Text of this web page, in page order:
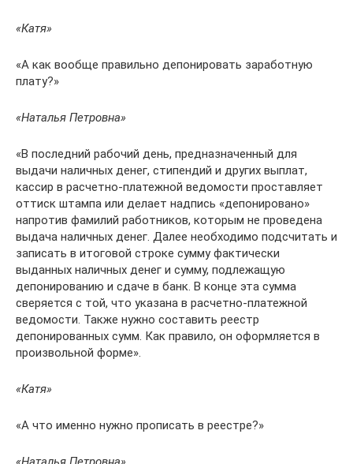
«Катя»
«А как вообще правильно депонировать заработную
плату?»
«Наталья Петровна»
«В последний рабочий день, предназначенный для
выдачи наличных денег, стипендий и других выплат,
кассир в расчетно-платежной ведомости проставляет
оттиск штампа или делает надпись «депонировано»
напротив фамилий работников, которым не проведена
выдача наличных денег. Далее необходимо подсчитать и
записать в итоговой строке сумму фактически
выданных наличных денег и сумму, подлежащую
депонированию и сдаче в банк. В конце эта сумма
сверяется с той, что указана в расчетно-платежной
ведомости. Также нужно составить реестр
депонированных сумм. Как правило, он оформляется в
произвольной форме».
«Катя»
«А что именно нужно прописать в реестре?»